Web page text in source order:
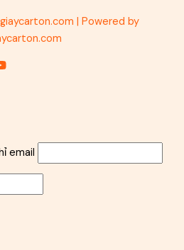
| Powered by
email